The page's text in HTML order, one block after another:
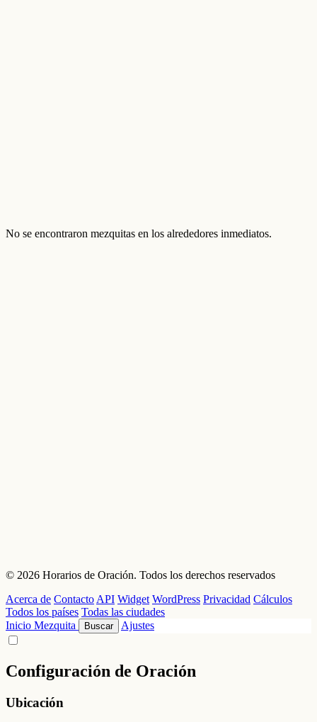
No se encontraron mezquitas en los alrededores inmediatos.
© 2026 Horarios de Oración. Todos los derechos reservados
Acerca de ContactoAPI Widget WordPress Privacidad Cálculos
Todos los países Todas las ciudades
Inicio Mezquita Buscar Ajustes
Configuración de Oración
Ubicación